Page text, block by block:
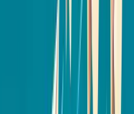
Stap 3: het
schrijven
et eerste bericht is